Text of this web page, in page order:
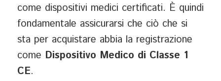
come dispositivi medici certificati. È quindi
fondamentale assicurarsi che ciò che si
sta per acquistare abbia la registrazione
come Dispositivo Medico di Classe 1
CE.